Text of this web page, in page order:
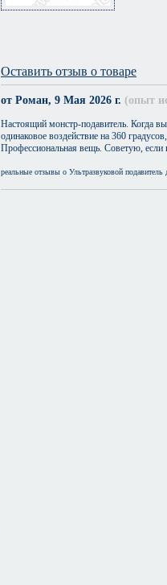
Оставить отзыв о товаре
от Роман, 9 Мая 2026 г. (опыт
Настоящий монстр-подавитель. Когда
одинаковое воздействие на 360
Профессиональная вещь. Советую, если
реальные отзывы о Ультразвуковой